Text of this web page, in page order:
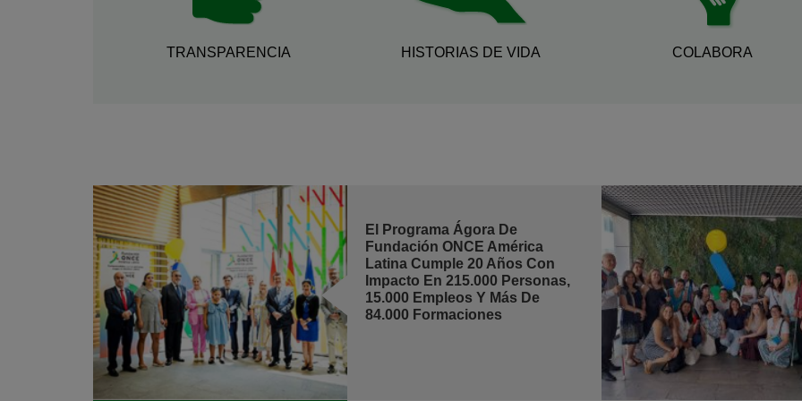
TRANSPARENCIA HISTORIAS DE VIDA COLABORA
El Programa Ágora De
Fundación ONCE América
Latina Cumple 20 Años Con
Impacto En 215.000 Personas,
15.000 Empleos Y Más De
84.000 Formaciones